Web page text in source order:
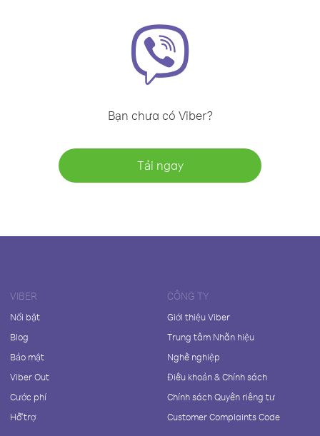
Bạn chưa có Viber?
Tải ngay
VIBER
Nổi bật
Blog
Bảo mật
Viber Out
Cước phí
Hỗ trợ
CÔNG TY
Giới thiệu Viber
Trung tâm Nhãn hiệu
Nghề nghiệp
Điều khoản & Chính sách
Chính sách Quyền riêng tư
Customer Complaints Code